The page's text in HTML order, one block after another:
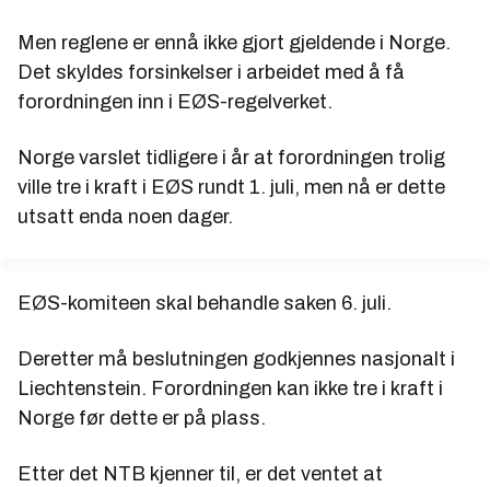
Men reglene er ennå ikke gjort gjeldende i Norge.
Det skyldes forsinkelser i arbeidet med å få
forordningen inn i EØS-regelverket.
Norge varslet tidligere i år at forordningen trolig
ville tre i kraft i EØS rundt 1. juli, men nå er dette
utsatt enda noen dager.
EØS-komiteen skal behandle saken 6. juli.
Deretter må beslutningen godkjennes nasjonalt i
Liechtenstein. Forordningen kan ikke tre i kraft i
Norge før dette er på plass.
Etter det NTB kjenner til, er det ventet at